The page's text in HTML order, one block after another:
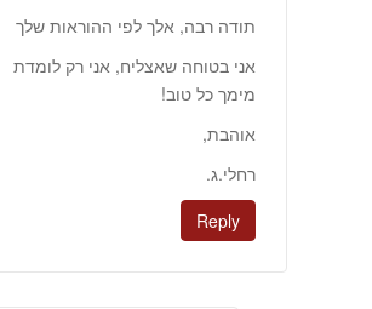
תודה רבה, אלך לפי ההוראות שלך
אני בטוחה שאצליח, אני רק לומדת
מימך כל טוב!
אוהבת,
רחלי.ג.
Reply